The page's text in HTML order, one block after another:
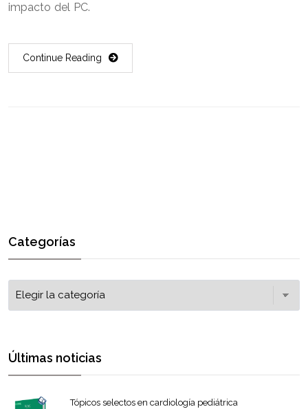
impacto del PC.
Continue Reading
Categorías
Últimas noticias
Tópicos selectos en cardiología pediátrica